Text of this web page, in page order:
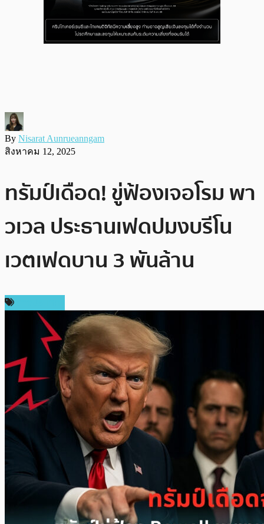
By Nisarat Aunrueanngam
สิงหาคม 12, 2025
ทรัมป์เดือด! ขู่ฟ้องเจอโรม พา
วเวล ประธานเฟดปมงบรีโน
เวตเฟดบาน 3 พันล้าน